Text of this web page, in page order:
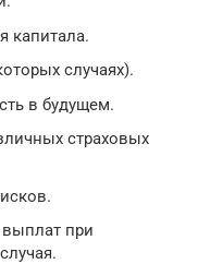
капитала.
случаях).
в будущем.
страховых
при